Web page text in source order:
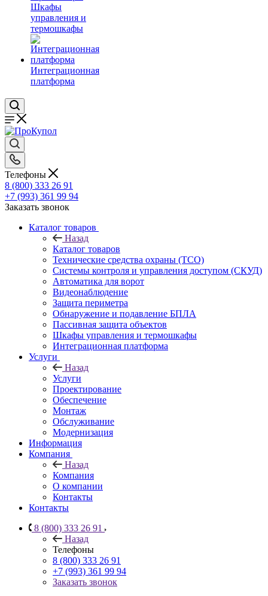
Шкафы
управления и
термошкафы
Интеграционная
платформа
Телефоны
8 (800) 333 26 91
+7 (993) 361 99 94
Заказать звонок
Каталог товаров
Назад
Каталог товаров
Технические средства охраны (ТСО)
Системы контроля и управления доступом (СКУД)
Автоматика для ворот
Видеонаблюдение
Защита периметра
Обнаружение и подавление БПЛА
Пассивная защита объектов
Шкафы управления и термошкафы
Интеграционная платформа
Услуги
Назад
Услуги
Проектирование
Обеспечение
Монтаж
Обслуживание
Модернизация
Информация
Компания
Назад
Компания
О компании
Контакты
Контакты
8 (800) 333 26 91
Назад
Телефоны
8 (800) 333 26 91
+7 (993) 361 99 94
Заказать звонок